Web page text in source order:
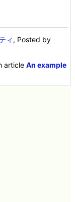
ィ , Posted by
articleAn example